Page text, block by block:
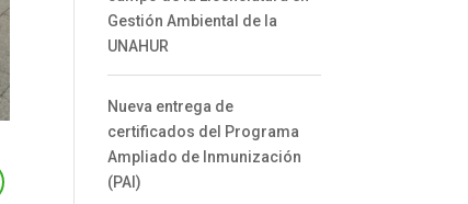
Gestión Ambiental de la
UNAHUR
Nueva entrega de
certificados del Programa
Ampliado de Inmunización
(PAI)